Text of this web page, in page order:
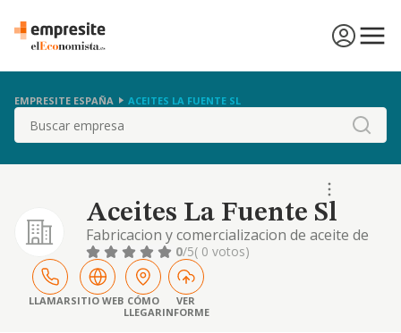
EMPRESITE ESPAÑA ACEITES LA FUENTE SL
Buscar
Aceites La Fuente Sl
Fabricacion y comercializacion de aceite de
oliva.
0/5( 0 votos)
LLAMARSITIO WEB CÓMO
LLEGAR
VER
INFORME